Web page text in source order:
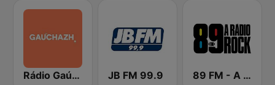
Rádio Gaúcha ZH JB FM 99.9 89 FM - A Rádio Rock